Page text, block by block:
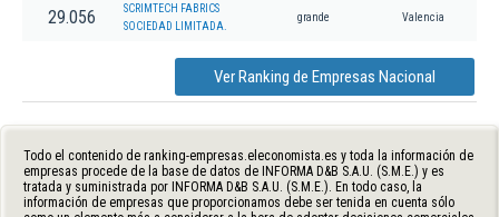
29.056
SCRIMTECH FABRICS
SOCIEDAD LIMITADA.
grande Valencia
Ver Ranking de Empresas Nacional
Todo el contenido de ranking-empresas.eleconomista.es y toda la información de
empresas procede de la base de datos de INFORMA D&B S.A.U. (S.M.E.) y es
tratada y suministrada por INFORMA D&B S.A.U. (S.M.E.). En todo caso, la
información de empresas que proporcionamos debe ser tenida en cuenta sólo